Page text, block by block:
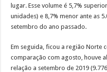
lugar. Esse volume é 5,7%
unidades) e 8,7% menor ante as
setembro do ano passado.
Em seguida, ficou a região Norte
comparação com agosto, houve
relação a setembro de 2019